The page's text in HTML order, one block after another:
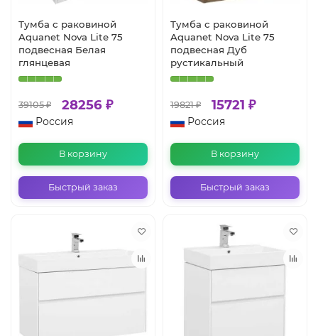
Тумба с раковиной
Aquanet Nova Lite 75
подвесная Белая
глянцевая
39105 ₽ 28256 ₽
Россия
В корзину
Быстрый заказ
Тумба с раковиной
Aquanet Nova Lite 75
подвесная Дуб
рустикальный
19821 ₽ 15721 ₽
Россия
В корзину
Быстрый заказ